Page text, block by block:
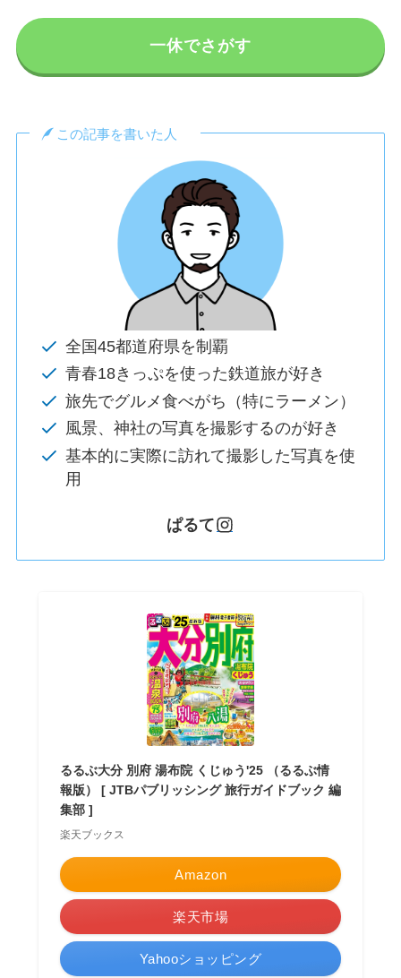
一休でさがす
この記事を書いた人
全国45都道府県を制覇
青春18きっぷを使った鉄道旅が好き
旅先でグルメ食べがち（特にラーメン）
風景、神社の写真を撮影するのが好き
基本的に実際に訪れて撮影した写真を使
用
ぱるて
るるぶ大分 別府 湯布院 くじゅう'25 （るるぶ情
報版） [ JTBパブリッシング 旅行ガイドブック 編
集部 ]
楽天ブックス
Amazon
楽天市場
Yahooショッピング